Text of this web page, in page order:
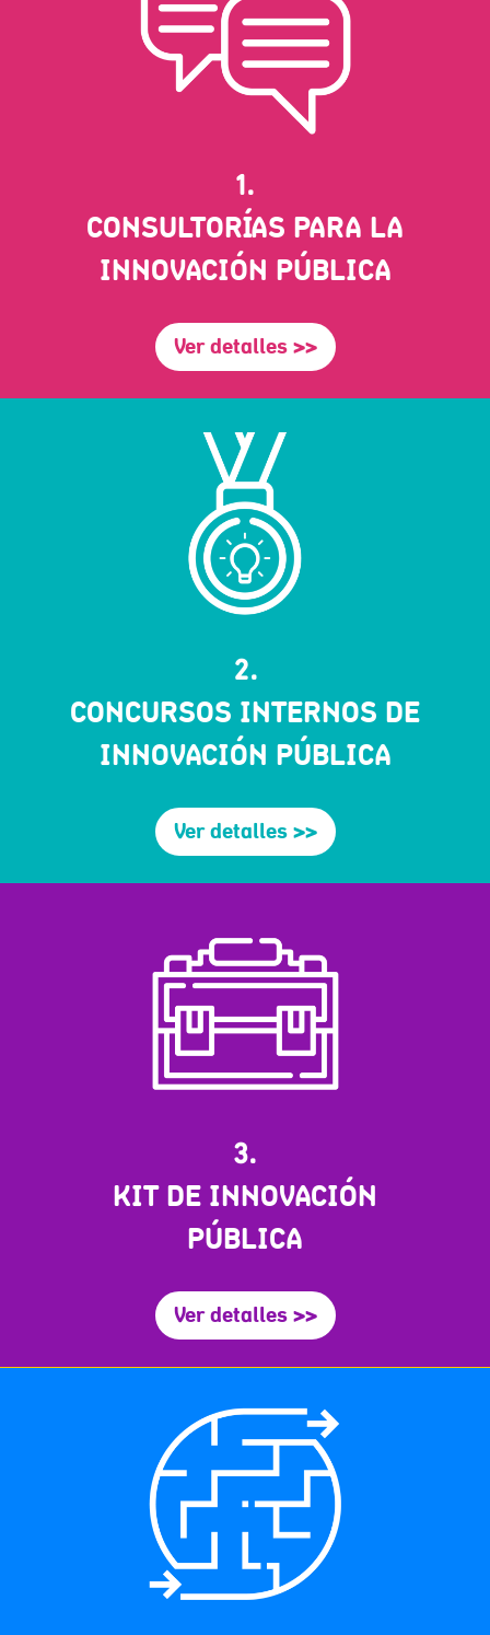
1.
CONSULTORÍAS PARA LA
INNOVACIÓN PÚBLICA
Ver detalles >>
2.
CONCURSOS INTERNOS DE
INNOVACIÓN PÚBLICA
Ver detalles >>
3.
KIT DE INNOVACIÓN
PÚBLICA
Ver detalles >>